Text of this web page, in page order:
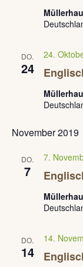
DO.
24
24.
November 2019
DO.
7
7.
DO.
14
14.